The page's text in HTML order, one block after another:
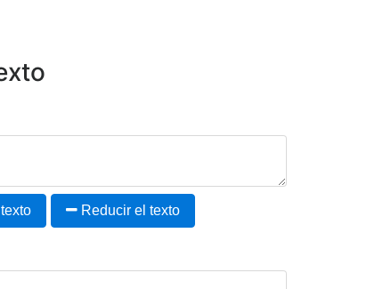
Reducir el texto